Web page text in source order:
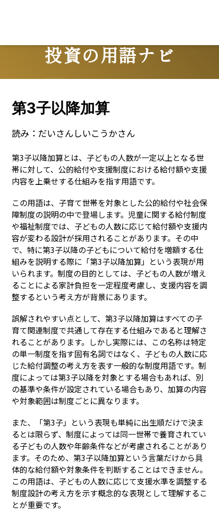
投資の用語ナビ
Terms
第3子以降加算
読み： だいさんしいこうかさん
第3子以降加算とは、子どもの人数が一定以上となる世
帯に対して、公的給付や支援制度における給付額や支援
内容を上乗せする仕組みを指す用語です。
この用語は、子育て世帯を対象とした公的給付や社会保
障制度の説明の中で登場します。児童に関する給付制度
や福祉制度では、子どもの人数に応じて給付額や支援内
容が変わる設計が採用されることがあります。その中
で、特に第3子以降の子どもについて給付を増額する仕
組みを説明する際に「第3子以降加算」という表現が用
いられます。制度の目的としては、子どもの人数が増え
ることによる家計負担を一定程度考慮し、支援内容を調
整するという考え方が背景にあります。
誤解されやすい点として、第3子以降加算はすべての子
育て関連制度で共通して存在する仕組みであると理解さ
れることがあります。しかし実際には、この名称は特定
の単一制度を指す固有名詞ではなく、子どもの人数に応
じた給付調整の考え方を表す一般的な制度用語です。制
度によっては第3子以降を対象とする場合もあれば、別
の基準や条件が設定されている場合もあり、加算の内容
や対象範囲は制度ごとに異なります。
また、「第3子」という表現も単純に出生順だけで決ま
るとは限らず、制度によっては同一世帯で養育されてい
る子どもの人数や年齢条件などが考慮されることがあり
ます。そのため、第3子以降加算という言葉だけから具
体的な給付額や対象条件を判断することはできません。
この用語は、子どもの人数に応じて支援水準を調整する
制度設計の考え方を示す概念的な表現として理解するこ
とが重要です。